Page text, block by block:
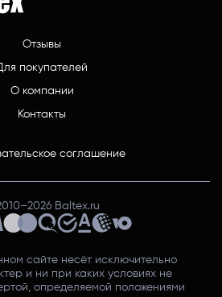
Отзывы
покупателей
О компании
Контакты
соглашение
2026 Baltex.ru
сайте несёт исключительно
и ни при каких условиях не
определяемой положениями